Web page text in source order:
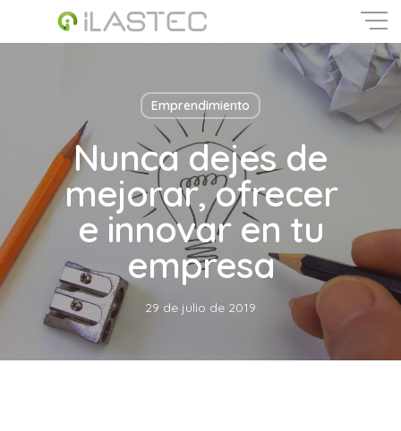
main
Emprendimiento
Nunca dejes de
mejorar, ofrecer
e innovar en tu
empresa
29 de julio de 2019
Close
Menu